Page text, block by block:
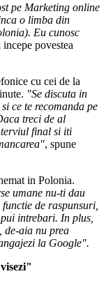
pe Marketing online
o limba din
Eu cunosc
incepe povestea
cu cei de la
"Se discuta in
ce te recomanda pe
treci de al
final si iti
, spune
in Polonia.
umane nu-ti dau
de raspunsuri,
intrebari. In plus,
de-aia nu prea
la Google".